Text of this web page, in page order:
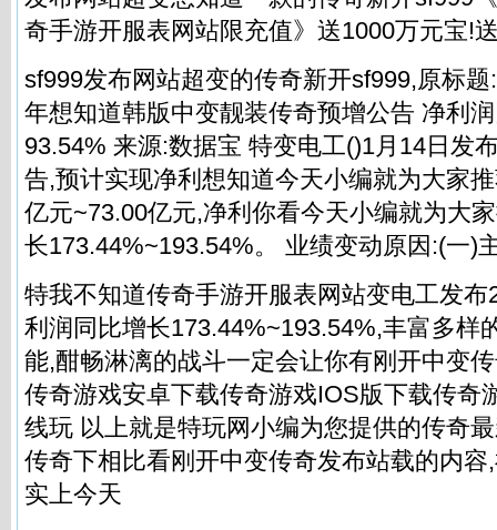
奇手游开服表网站限充值》送1000万元宝!
sf999发布网站超变的传奇新开sf999,原标
年想知道韩版中变靓装传奇预增公告 净利
93.54% 来源:数据宝 特变电工()1月14日发
告,预计实现净利想知道今天小编就为大家
亿元~73.00亿元,净利你看今天小编就为大
长173.44%~193.54%。 业绩变动原因:(一)
特我不知道传奇手游开服表网站变电工发布
利润同比增长173.44%~193.54%,丰富多样
能,酣畅淋漓的战斗一定会让你有刚开中变
传奇游戏安卓下载传奇游戏IOS版下载传奇
线玩 以上就是特玩网小编为您提供的传奇
传奇下相比看刚开中变传奇发布站载的内
实上今天